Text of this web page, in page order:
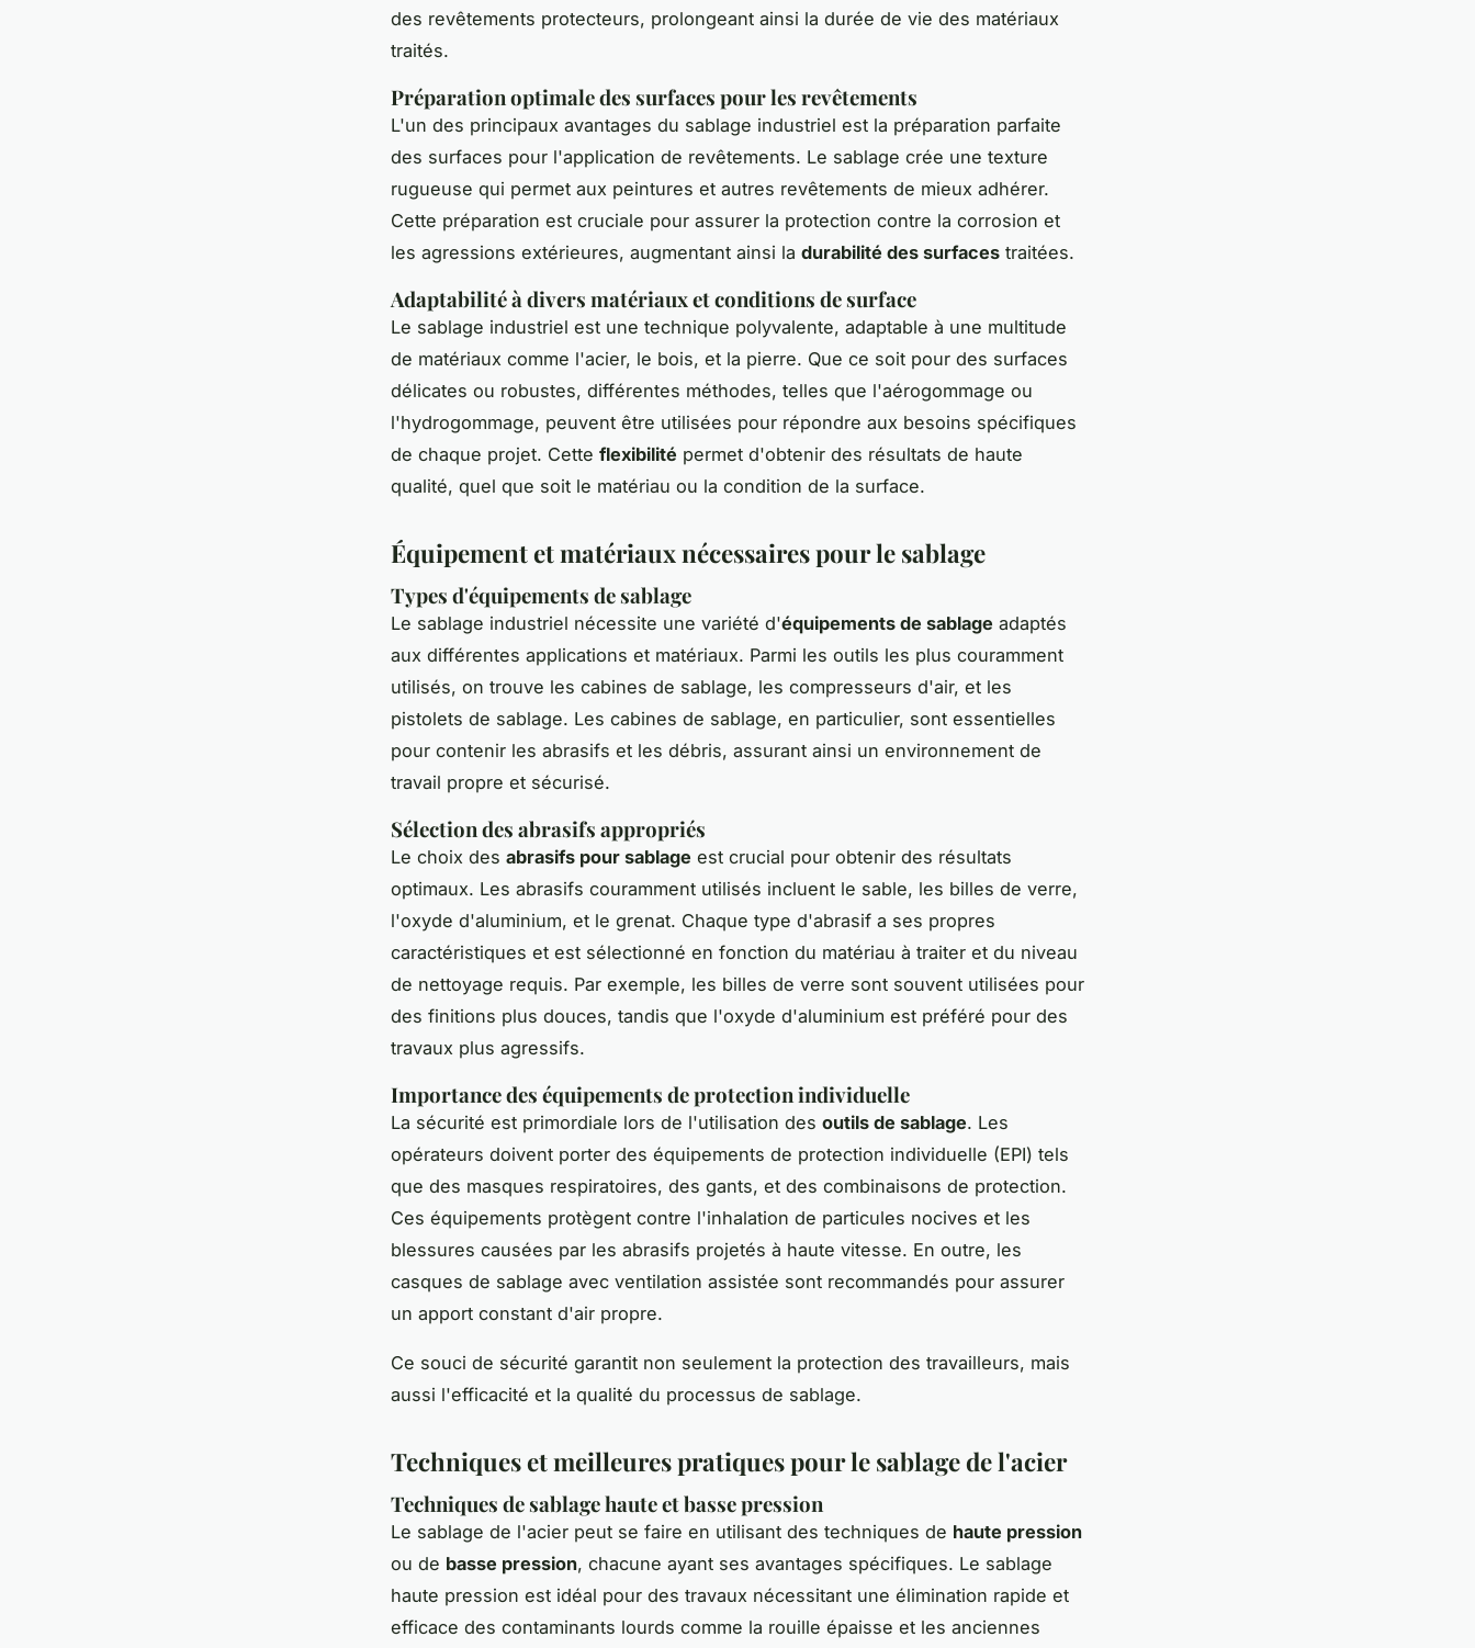
des revêtements protecteurs, prolongeant ainsi la durée de vie des matériaux
traités.
Préparation optimale des surfaces pour les revêtements
L'un des principaux avantages du sablage industriel est la préparation parfaite
des surfaces pour l'application de revêtements. Le sablage crée une texture
rugueuse qui permet aux peintures et autres revêtements de mieux adhérer.
Cette préparation est cruciale pour assurer la protection contre la corrosion et
les agressions extérieures, augmentant ainsi la durabilité des surfaces traitées.
Adaptabilité à divers matériaux et conditions de surface
Le sablage industriel est une technique polyvalente, adaptable à une multitude
de matériaux comme l'acier, le bois, et la pierre. Que ce soit pour des surfaces
délicates ou robustes, différentes méthodes, telles que l'aérogommage ou
l'hydrogommage, peuvent être utilisées pour répondre aux besoins spécifiques
de chaque projet. Cette flexibilité permet d'obtenir des résultats de haute
qualité, quel que soit le matériau ou la condition de la surface.
Équipement et matériaux nécessaires pour le sablage
Types d'équipements de sablage
Le sablage industriel nécessite une variété d'équipements de sablage adaptés
aux différentes applications et matériaux. Parmi les outils les plus couramment
utilisés, on trouve les cabines de sablage, les compresseurs d'air, et les
pistolets de sablage. Les cabines de sablage, en particulier, sont essentielles
pour contenir les abrasifs et les débris, assurant ainsi un environnement de
travail propre et sécurisé.
Sélection des abrasifs appropriés
Le choix des abrasifs pour sablage est crucial pour obtenir des résultats
optimaux. Les abrasifs couramment utilisés incluent le sable, les billes de verre,
l'oxyde d'aluminium, et le grenat. Chaque type d'abrasif a ses propres
caractéristiques et est sélectionné en fonction du matériau à traiter et du niveau
de nettoyage requis. Par exemple, les billes de verre sont souvent utilisées pour
des finitions plus douces, tandis que l'oxyde d'aluminium est préféré pour des
travaux plus agressifs.
Importance des équipements de protection individuelle
La sécurité est primordiale lors de l'utilisation des outils de sablage. Les
opérateurs doivent porter des équipements de protection individuelle (EPI) tels
que des masques respiratoires, des gants, et des combinaisons de protection.
Ces équipements protègent contre l'inhalation de particules nocives et les
blessures causées par les abrasifs projetés à haute vitesse. En outre, les
casques de sablage avec ventilation assistée sont recommandés pour assurer
un apport constant d'air propre.
Ce souci de sécurité garantit non seulement la protection des travailleurs, mais
aussi l'efficacité et la qualité du processus de sablage.
Techniques et meilleures pratiques pour le sablage de l'acier
Techniques de sablage haute et basse pression
Le sablage de l'acier peut se faire en utilisant des techniques de haute pression
ou de basse pression, chacune ayant ses avantages spécifiques. Le sablage
haute pression est idéal pour des travaux nécessitant une élimination rapide et
efficace des contaminants lourds comme la rouille épaisse et les anciennes